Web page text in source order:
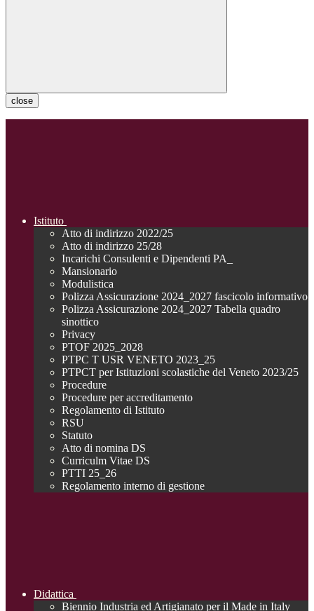
close
Istituto
Atto di indirizzo 2022/25
Atto di indirizzo 25/28
Incarichi Consulenti e Dipendenti PA_
Mansionario
Modulistica
Polizza Assicurazione 2024_2027 fascicolo informativo
Polizza Assicurazione 2024_2027 Tabella quadro
sinottico
Privacy
PTOF 2025_2028
PTPC T USR VENETO 2023_25
PTPCT per Istituzioni scolastiche del Veneto 2023/25
Procedure
Procedure per accreditamento
Regolamento di Istituto
RSU
Statuto
Atto di nomina DS
Curriculm Vitae DS
PTTI 25_26
Regolamento interno di gestione
Didattica
Biennio Industria ed Artigianato per il Made in Italy